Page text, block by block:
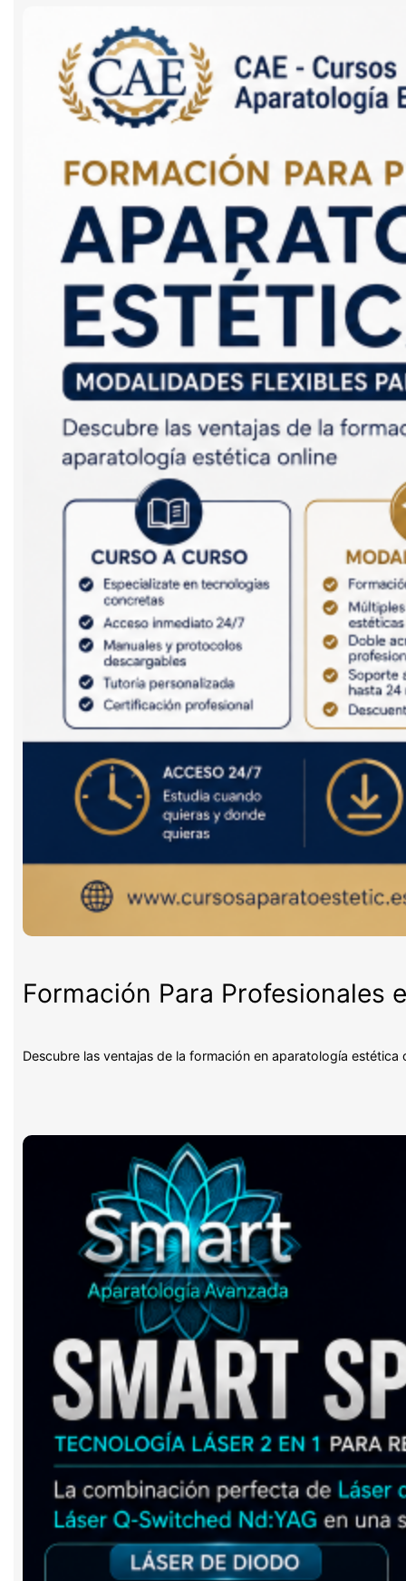
Formación Para Profesionales
Descubre las ventajas de la formación en aparatología estética